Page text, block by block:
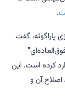
.
پاراگوئه، گفت
کرده است. این
آن و